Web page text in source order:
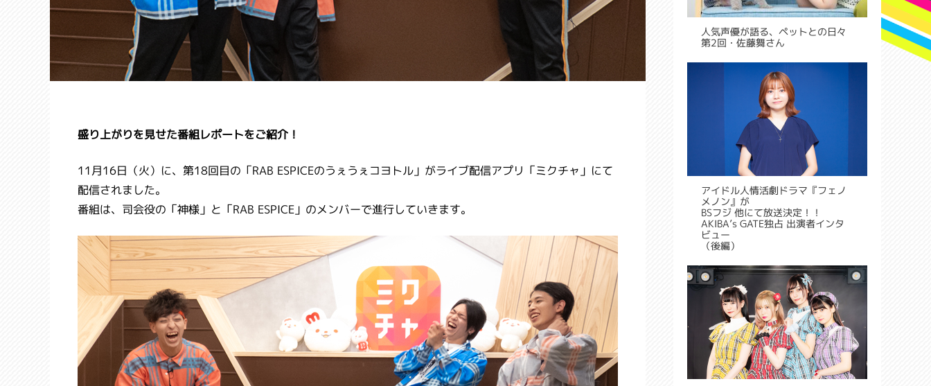
人気声優が語る、ペットとの日々
第2回・佐藤舞さん
アイドル人情活劇ドラマ『フェノ
メノン』が
BSフジ 他にて放送決定！！
AKIBA’s GATE独占 出演者インタ
ビュー
（後編）
盛り上がりを見せた番組レポートをご紹介！
11月16日（火）に、第18回目の「RAB ESPICEのうぇうぇコヨトル」がライブ配信アプリ「ミクチャ」にて
配信されました。
番組は、司会役の「神様」と「RAB ESPICE」のメンバーで進行していきます。